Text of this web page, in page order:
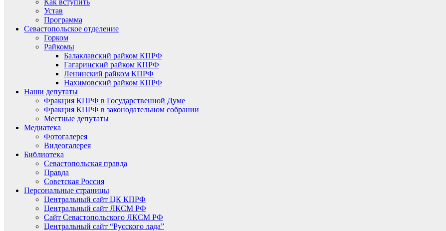
Как вступить
Устав
Программа
Севастопольское отделение
Горком
Райкомы
Балаклавский райком КПРФ
Гагаринский райком КПРФ
Ленинский райком КПРФ
Нахимовский райком КПРФ
Наши депутаты
Фракция КПРФ в Государственной Думе
Фракция КПРФ в законодательном собрании
Местные депутаты
Медиатека
Фотогалерея
Видеогалерея
Библиотека
Севастопольская правда
Правда
Советская Россия
Персональные страницы
Центральный сайт ЦК КПРФ
Центральный сайт ЛКСМ РФ
Сайт Севастопольского ЛКСМ РФ
Центральный сайт “Русского лада”